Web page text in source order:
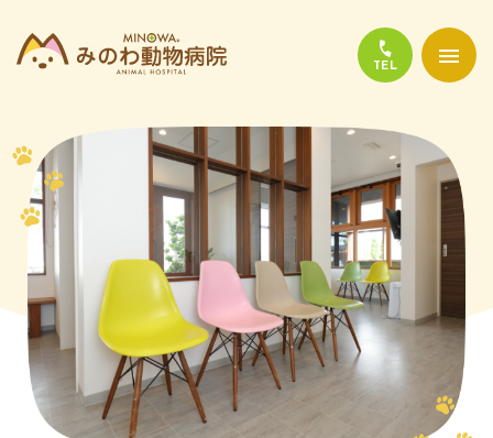
当院について
診療について
かかりやすい代表的な病気
よくある質問